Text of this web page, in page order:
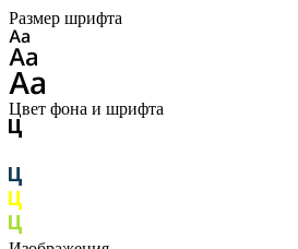
Размер шрифта
Цвет фона и шрифта